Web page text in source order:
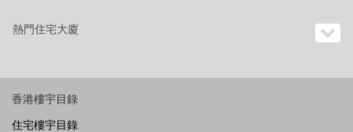
熱門住宅大廈
香港樓宇目錄
住宅樓宇目錄